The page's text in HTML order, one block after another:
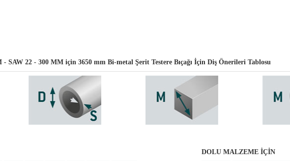
22 - 300 MM için 3650 mm Bi-metal Şerit Testere Bıçağı İçin Diş Önerileri Tablosu
DOLU MALZEME İÇİN